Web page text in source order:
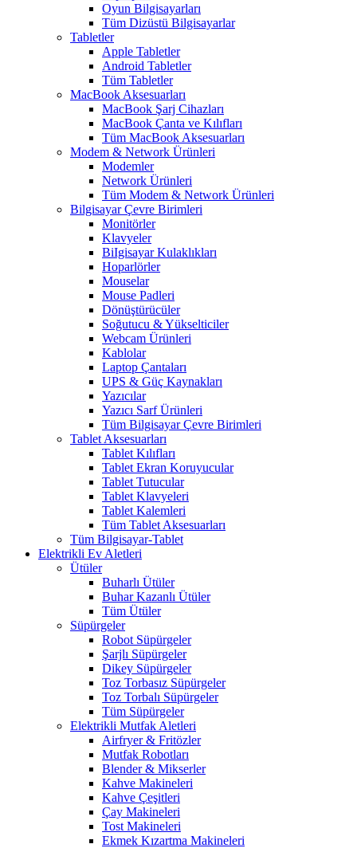
Oyun Bilgisayarları
Tüm Dizüstü Bilgisayarlar
Tabletler
Apple Tabletler
Android Tabletler
Tüm Tabletler
MacBook Aksesuarları
MacBook Şarj Cihazları
MacBook Çanta ve Kılıfları
Tüm MacBook Aksesuarları
Modem & Network Ürünleri
Modemler
Network Ürünleri
Tüm Modem & Network Ürünleri
Bilgisayar Çevre Birimleri
Monitörler
Klavyeler
BiIgisayar Kulaklıkları
Hoparlörler
Mouselar
Mouse Padleri
Dönüştürücüler
Soğutucu & Yükselticiler
Webcam Ürünleri
Kablolar
Laptop Çantaları
UPS & Güç Kaynakları
Yazıcılar
Yazıcı Sarf Ürünleri
Tüm Bilgisayar Çevre Birimleri
Tablet Aksesuarları
Tablet Kılıfları
Tablet Ekran Koruyucular
Tablet Tutucular
Tablet Klavyeleri
Tablet Kalemleri
Tüm Tablet Aksesuarları
Tüm Bilgisayar-Tablet
Elektrikli Ev Aletleri
Ütüler
Buharlı Ütüler
Buhar Kazanlı Ütüler
Tüm Ütüler
Süpürgeler
Robot Süpürgeler
Şarjlı Süpürgeler
Dikey Süpürgeler
Toz Torbasız Süpürgeler
Toz Torbalı Süpürgeler
Tüm Süpürgeler
Elektrikli Mutfak Aletleri
Airfryer & Fritözler
Mutfak Robotları
Blender & Mikserler
Kahve Makineleri
Kahve Çeşitleri
Çay Makineleri
Tost Makineleri
Ekmek Kızartma Makineleri